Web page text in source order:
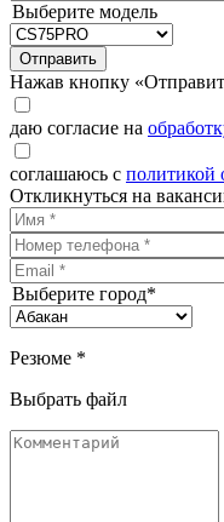
Выберите модель
Отправить
Нажав кнопку
даю согласие на
соглашаюсь с политикой
Откликнуться на
Выберите город*
Резюме *
Выбрать файл